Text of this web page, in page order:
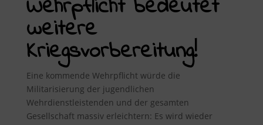
Wehrpflicht bedeutet
weitere
Kriegsvorbereitung!
Eine kommende Wehrpflicht würde die
Militarisierung der jugendlichen
Wehrdienstleistenden und der gesamten
Gesellschaft massiv erleichtern: Es wird wieder